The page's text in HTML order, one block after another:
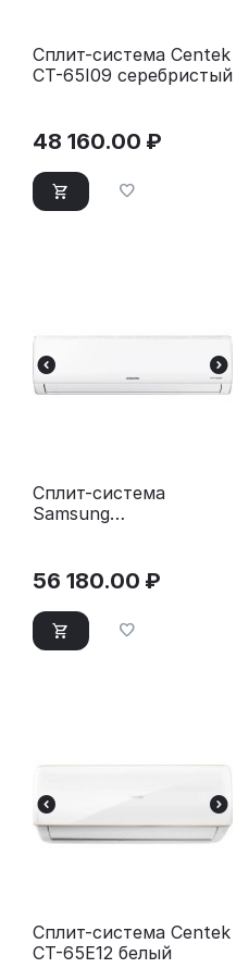
Сплит-система Centek
CT-65I09 серебристый
48 160.00 ₽
Сплит-система
Samsung
35 м²)
56 180.00 ₽
Сплит-система Centek
CT-65E12 белый